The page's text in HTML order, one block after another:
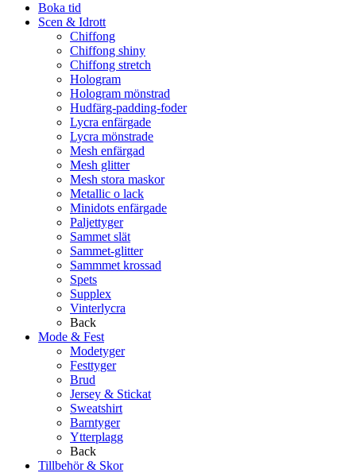
Boka tid
Scen & Idrott
Chiffong
Chiffong shiny
Chiffong stretch
Hologram
Hologram mönstrad
Hudfärg-padding-foder
Lycra enfärgade
Lycra mönstrade
Mesh enfärgad
Mesh glitter
Mesh stora maskor
Metallic o lack
Minidots enfärgade
Paljettyger
Sammet slät
Sammet-glitter
Sammmet krossad
Spets
Supplex
Vinterlycra
Back
Mode & Fest
Modetyger
Festtyger
Brud
Jersey & Stickat
Sweatshirt
Barntyger
Ytterplagg
Back
Tillbehör & Skor